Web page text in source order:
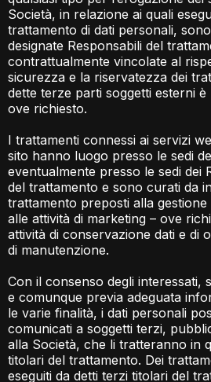
Società, in relazione ai quali
trattamento di dati personali, sono
designate Responsabili del
contrattualmente vincolate al
sicurezza e la riservatezza dei
dette terze parti soggetti esterni
ove richiesto.
I trattamenti connessi ai servizi
sito hanno luogo presso le sedi
eventualmente presso le sedi dei
del trattamento e sono curati da
trattamento preposti alla gestione
alle attività di marketing – ove
attività di conservazione dati e di
di manutenzione.
Con il consenso degli interessati,
e comunque previa adeguata
le varie finalità, i dati personali
comunicati a soggetti terzi,
alla Società, che li tratteranno in
titolari del trattamento. Dei
eseguiti da detti terzi titolari del